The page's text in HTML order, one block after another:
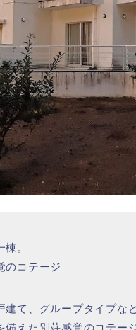
。
のコテージ
建て、グループタイプな